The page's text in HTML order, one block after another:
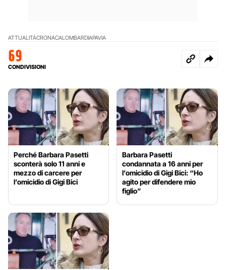
ATTUALITÀCRONACALOMBARDIAPAVIA
69
CONDIVISIONI
Perché Barbara Pasetti
sconterà solo 11 anni e
mezzo di carcere per
l’omicidio di Gigi Bici
Barbara Pasetti
condannata a 16 anni per
l’omicidio di Gigi Bici: “Ho
agito per difendere mio
figlio”